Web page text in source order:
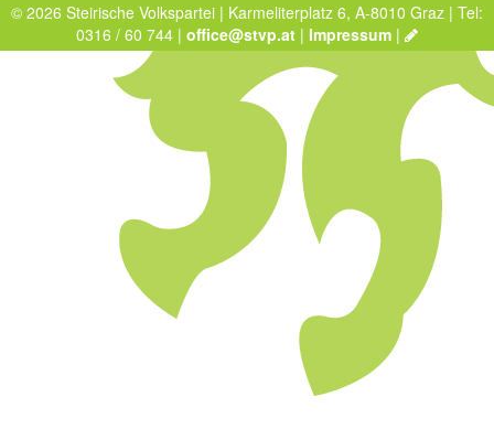
© 2026 Steirische Volkspartei | Karmeliterplatz 6, A-8010 Graz | Tel:
0316 / 60 744 | office@stvp.at | Impressum |